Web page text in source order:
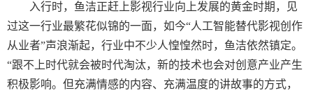
入行时，鱼洁正赶上影视行业向上发展的黄金时期，见
过这一行业最繁花似锦的一面，如今“人工智能替代影视创作
从业者”声浪渐起，行业中不少人惶惶然时，鱼洁依然镇定。
“跟不上时代就会被时代淘汰，新的技术也会对创意产业产生
积极影响。但充满情感的内容、充满温度的讲故事的方式，